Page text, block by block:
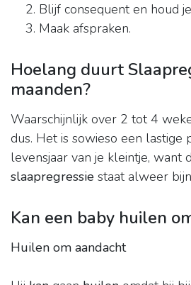
Blijf consequent en houd
Maak afspraken.
Hoelang duurt
maanden?
Waarschijnlijk over 2 tot 4
dus. Het is sowieso een lastige
levensjaar van je kleintje, want
slaapregressie staat alweer
Kan een baby huilen
Huilen om aandacht